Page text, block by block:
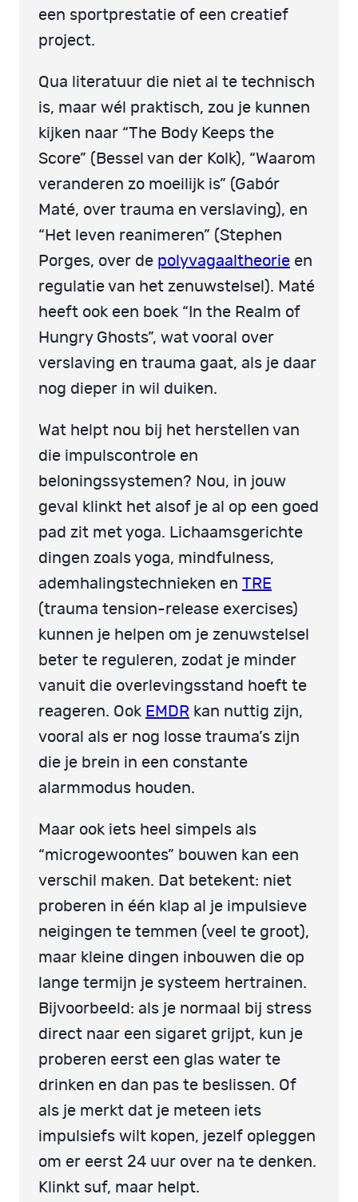
een sportprestatie of een creatief
project.
Qua literatuur die niet al te technisch
is, maar wél praktisch, zou je kunnen
kijken naar “The Body Keeps the
Score” (Bessel van der Kolk), “Waarom
veranderen zo moeilijk is” (Gabór
Maté, over trauma en verslaving), en
“Het leven reanimeren” (Stephen
Porges, over de polyvagaaltheorie en
regulatie van het zenuwstelsel). Maté
heeft ook een boek “In the Realm of
Hungry Ghosts”, wat vooral over
verslaving en trauma gaat, als je daar
nog dieper in wil duiken.
Wat helpt nou bij het herstellen van
die impulscontrole en
beloningssystemen? Nou, in jouw
geval klinkt het alsof je al op een goed
pad zit met yoga. Lichaamsgerichte
dingen zoals yoga, mindfulness,
ademhalingstechnieken en TRE
(trauma tension-release exercises)
kunnen je helpen om je zenuwstelsel
beter te reguleren, zodat je minder
vanuit die overlevingsstand hoeft te
reageren. Ook EMDR kan nuttig zijn,
vooral als er nog losse trauma’s zijn
die je brein in een constante
alarmmodus houden.
Maar ook iets heel simpels als
“microgewoontes” bouwen kan een
verschil maken. Dat betekent: niet
proberen in één klap al je impulsieve
neigingen te temmen (veel te groot),
maar kleine dingen inbouwen die op
lange termijn je systeem hertrainen.
Bijvoorbeeld: als je normaal bij stress
direct naar een sigaret grijpt, kun je
proberen eerst een glas water te
drinken en dan pas te beslissen. Of
als je merkt dat je meteen iets
impulsiefs wilt kopen, jezelf opleggen
om er eerst 24 uur over na te denken.
Klinkt suf, maar helpt.